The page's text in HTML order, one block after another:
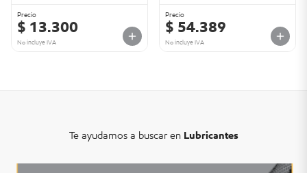
Precio
$ 13.300
No incluye IVA
Precio
$ 54.389
No incluye IVA
Te ayudamos a buscar en Lubricantes